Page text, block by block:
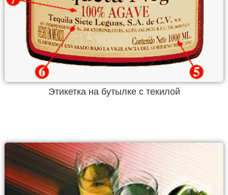
Этикетка на бутылке с текилой